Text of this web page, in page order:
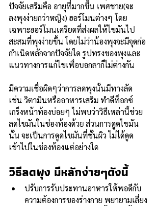
ปัจจัยเสริมคือ อายุที่มากขึ้น เพศชาย(จะ
ลงพุงง่ายกว่าหญิง) ฮอร์โมนต่างๆ โดย
เฉพาะฮอร์โมนเครียดที่ส่งผลให้ไขมันไป
สะสมที่พุงง่ายขึ้น โดยไม่ว่าน้องพุงจะมีจุดก่อ
กำเนิดหลักจากปัจจัยใด รูปทรงของพุงและ
แนวทางการแก้ไขเพื่อบอกลาก็ไม่ต่างกัน
มีความเชื่อผิดๆว่าการลดพุงนั้นมีทางลัด
เช่น วิตามินหรืออาหารเสริม ทำดีท็อกซ์
เกร็งหน้าท้องบ่อยๆ ไม่พบว่าวิธีเหล่านี้ช่วย
ลดไขมันในช่องท้องด้วย ส่วนการดูดไขมัน
นั้น จะเป็นการดูดไขมันที่ชั้นผิว ไม่ได้ดูด
เข้าไปในช่องท้องแต่อย่างใด
วิธีลดพุง มีหลักง่ายๆดังนี้
ปรับการรับประทานอาหารให้พอดีกับ
ความต้องการของร่างกาย พยายามเลี่ยง